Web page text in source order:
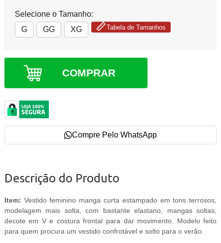
Selecione o Tamanho:
G
GG XG Tabela de Tamanhos
COMPRAR
Compre Pelo WhatsApp
Descrição do Produto
Item: Vestido feminino manga curta estampado em tons terrosos,
modelagem mais solta, com bastante elastano, mangas soltas,
decote em V e costura frontal para dar movimento. Modelo feito
para quem procura um vestido confrotável e solto para o verão.